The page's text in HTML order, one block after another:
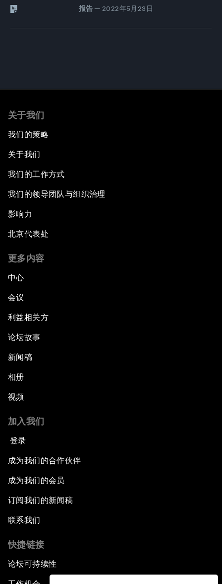
报告 — 2022年5月23日
关于我们
我们的策略
关于我们
我们的工作方式
我们的领导团队与组织治理
影响力
北京代表处
更多内容
中心
会议
利益相关方
论坛故事
新闻稿
相册
视频
加入我们
登录
成为我们的合作伙伴
成为我们的会员
订阅我们的新闻稿
联系我们
快捷链接
论坛可持续性